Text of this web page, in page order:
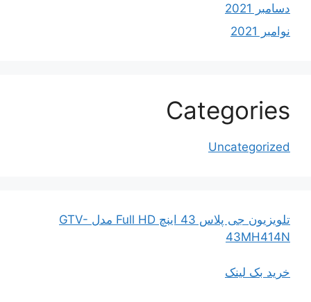
دسامبر 2021
نوامبر 2021
Categories
Uncategorized
تلویزیون جی پلاس 43 اینچ Full HD مدل GTV-
43MH414N
خرید بک لینک